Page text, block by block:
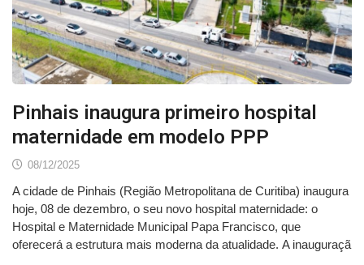
Pinhais inaugura primeiro hospital
maternidade em modelo PPP
08/12/2025
A cidade de Pinhais (Região Metropolitana de Curitiba) inaugura
hoje, 08 de dezembro, o seu novo hospital maternidade: o
Hospital e Maternidade Municipal Papa Francisco, que
oferecerá a estrutura mais moderna da atualidade. A inauguraçã